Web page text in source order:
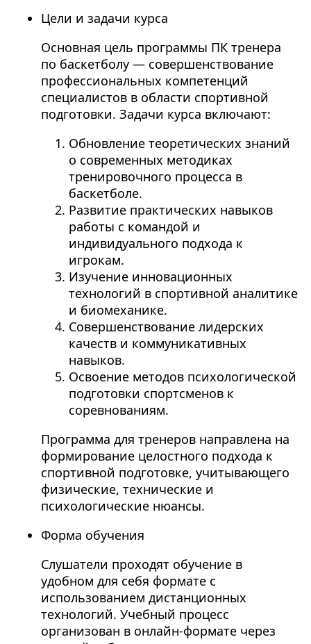
Цели и задачи курса
Основная цель программы ПК тренера
по баскетболу — совершенствование
профессиональных компетенций
специалистов в области спортивной
подготовки. Задачи курса включают:
Обновление теоретических знаний
о современных методиках
тренировочного процесса в
баскетболе.
Развитие практических навыков
работы с командой и
индивидуального подхода к
игрокам.
Изучение инновационных
технологий в спортивной аналитике
и биомеханике.
Совершенствование лидерских
качеств и коммуникативных
навыков.
Освоение методов психологической
подготовки спортсменов к
соревнованиям.
Программа для тренеров направлена на
формирование целостного подхода к
спортивной подготовке, учитывающего
физические, технические и
психологические нюансы.
Форма обучения
Слушатели проходят обучение в
удобном для себя формате с
использованием дистанционных
технологий. Учебный процесс
организован в онлайн-формате через